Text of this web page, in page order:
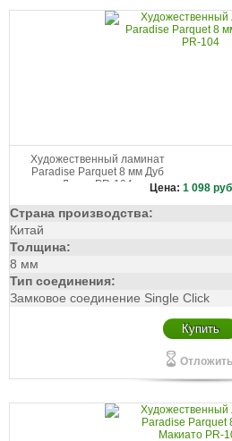
Художественный ламинат
Paradise Parquet 8 мм Дуб
Латте PR-104
Цена: 1 098
Страна производства:
Китай
Толщина:
8 мм
Тип соединения:
Замковое соединение Single Click
Купить
Отложить